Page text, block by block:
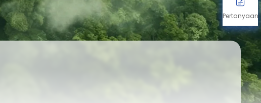
Pertanyaan